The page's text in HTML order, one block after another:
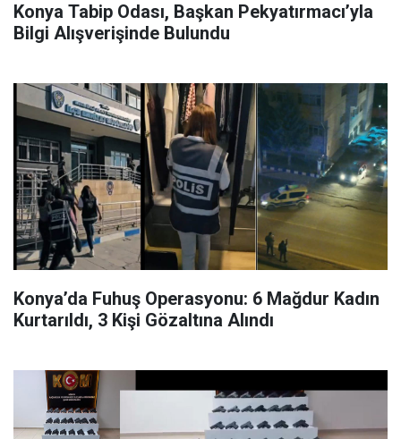
Konya Tabip Odası, Başkan Pekyatırmacı’yla
Bilgi Alışverişinde Bulundu
Konya’da Fuhuş Operasyonu: 6 Mağdur Kadın
Kurtarıldı, 3 Kişi Gözaltına Alındı